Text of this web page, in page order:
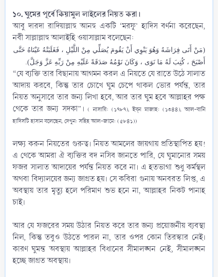
১০. ঘুমের পূর্বে কিয়ামুল লাইলের নিয়ত করা।
আবু দারদা ‎রাদিয়াল্লাহু আনহু একটি ‘মরফূ’ হাদিস বর্ণনা করেছেন,
নবী সাল্লাল্লাহু আলাইহি ওয়াসাল্লাম‎ বলেছেন:​
(مَنْ أَتَى فِرَاشَهُ وَهُوَ يَنْوِي أَنْ يَقُومَ يُصَلِّي مِنْ اللَّيْلِ ، فَغَلَبَتْهُ عَيْنَاهُ حَتَّى
أَصْبَحَ ، كُتِبَ لَهُ مَا نَوَى ، وَكَانَ نَوْمُهُ صَدَقَةً عَلَيْهِ مِنْ رَبِّهِ عَزَّ وَجَلَّ).
“যে ব্যক্তি তার বিছানায় আগমন করল এ নিয়তে যে রাতে উঠে সালাত
আদায় করবে, কিন্তু তার চোখে ঘুম চেপে থাকল ভোর পর্যন্ত, তার
নিয়ত অনুসারে তার জন্য লিখা হবে, আর তার ঘুম হবে আল্লাহর পক্ষ
থেকে তার জন্য সদকা”। ( নাসায়ি: (১৭৮৭), ইব্‌ন মাজাহ: (১৩৪৪), আল-বানি
হাদিসটি হাসান বলেছেন, দেখুন: সহিহ আল-জামে: (৫৮৪১))
লক্ষ্য করুন নিয়তের গুরুত্ব। নিয়ত আমলের জায়গায় প্রতিস্থাপিত হয়!
এ থেকে আমরা ঐ ব্যক্তির বদ নসিব জানতে পারি, যে ঘুমানোর সময়
ফজর সালাত আদায়ের পর্যন্ত নিয়ত করে না। এ হতভাগা শুধু কর্মস্থল
অথবা বিদ্যালয়ের জন্য জাগ্রত হয়। সে কবিরা গুনায় অনবরত লিপ্ত, এ
অবস্থায় তার মৃত্যু হলে পরিমাণ শুভ হনে না, আল্লাহর নিকট পানাহ
চাই।
আর যে ফজরের সময় উঠার নিয়ত করে তার জন্য প্রয়োজনীয় ব্যবস্থা
নিল, কিন্তু তবুও উঠতে পারল না, তার ওপর কোন তিরস্কার নেই।
কারণ ঘুমন্ত অবস্থায় আল্লাহর বিধানের সীমালঙ্ঘন নেই, সীমালঙ্ঘন
হচ্ছে জাগ্রত অবস্থায়।